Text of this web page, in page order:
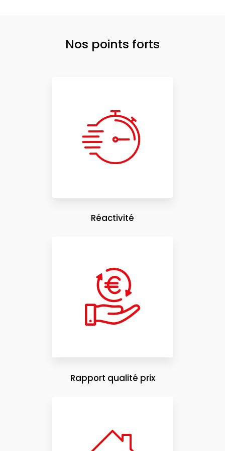
Nos points forts
Réactivité
Rapport qualité prix